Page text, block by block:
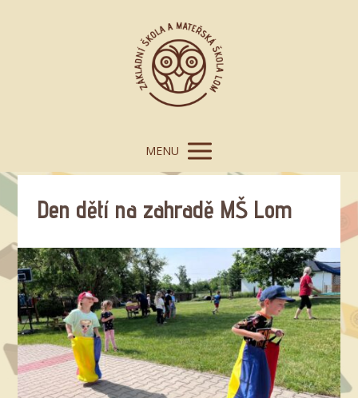
MENU
Den dětí na zahradě MŠ Lom